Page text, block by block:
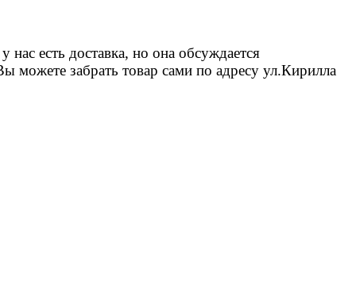
есть доставка, но она обсуждается
можете забрать товар сами по адресу ул.Кирилла